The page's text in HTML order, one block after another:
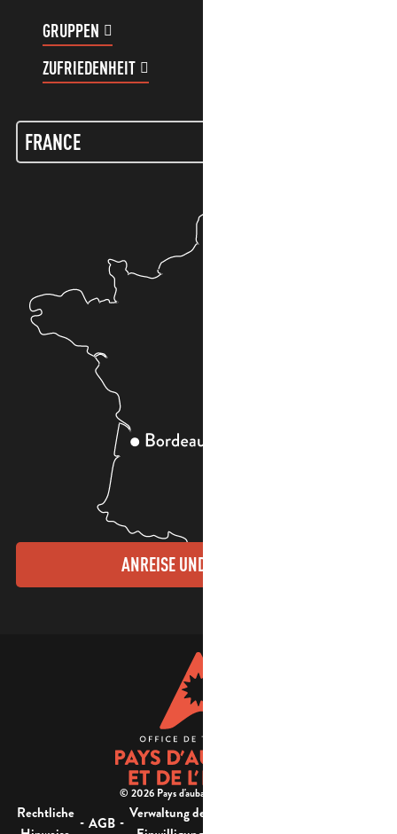
GRUPPEN
ZUFRIEDENHEIT
ANREISE UND KONTAKTE
© 2026 Pays d'aubagne et de l'étoile -
Rechtliche - AGB - Verwaltung der